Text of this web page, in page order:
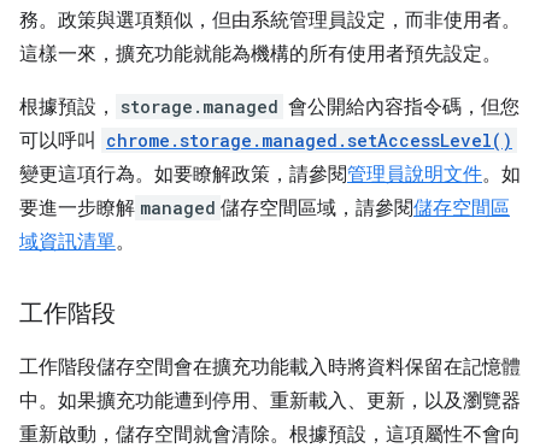
務。政策與選項類似，但由系統管理員設定，而非使用者。
這樣一來，擴充功能就能為機構的所有使用者預先設定。
根據預設， storage.managed 會公開給內容指令碼，但您
可以呼叫
chrome.storage.managed.setAccessLevel()
變更這項行為。如要瞭解政策，請參閱管理員說明文件。如
要進一步瞭解 managed 儲存空間區域，請參閱儲存空間區
域資訊清單。
工作階段
工作階段儲存空間會在擴充功能載入時將資料保留在記憶體
中。如果擴充功能遭到停用、重新載入、更新，以及瀏覽器
重新啟動，儲存空間就會清除。根據預設，這項屬性不會向